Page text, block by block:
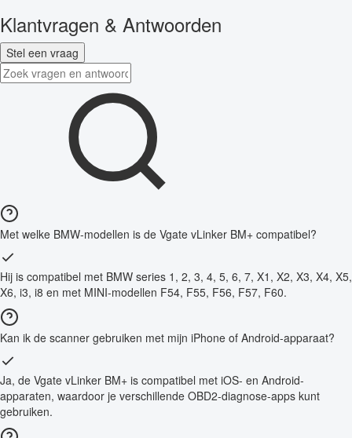
Klantvragen & Antwoorden
Stel een vraag
Met welke BMW-modellen is de Vgate vLinker BM+ compatibel?
Hij is compatibel met BMW series 1, 2, 3, 4, 5, 6, 7, X1, X2, X3, X4, X5,
X6, i3, i8 en met MINI-modellen F54, F55, F56, F57, F60.
Kan ik de scanner gebruiken met mijn iPhone of Android-apparaat?
Ja, de Vgate vLinker BM+ is compatibel met iOS- en Android-
apparaten, waardoor je verschillende OBD2-diagnose-apps kunt
gebruiken.